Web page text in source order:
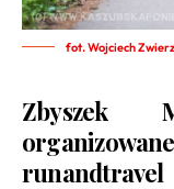
fot. Wojciech
Zbyszek